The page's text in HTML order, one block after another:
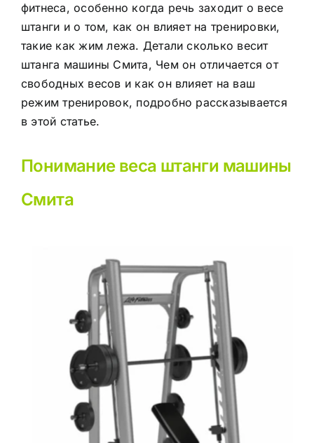
фитнеса, особенно когда речь заходит о весе
штанги и о том, как он влияет на тренировки,
такие как жим лежа. Деталисколько весит
штанга машины Смита, Чем он отличается от
свободных весов и как он влияет на ваш
режим тренировок, подробно рассказывается
в этой статье.
Понимание веса штанги машины
Смита